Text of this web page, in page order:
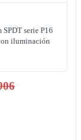
serie P16
iluminación